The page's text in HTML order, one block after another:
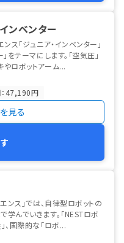
ンベンター
ス「ジュニア・インベンター」
をテーマにします。「空気圧」
ロボットアーム...
47,190円
見る
ンス」では、自律型ロボットの
んでいきます。「NESTロボ
、国際的な「ロボ...